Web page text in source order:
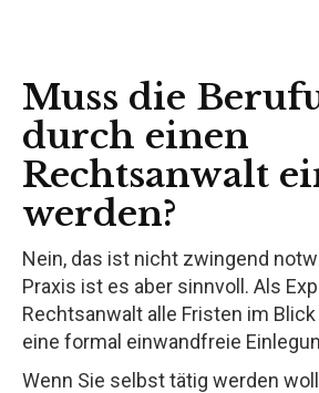
Muss die
durch einen
Rechtsanwalt
werden?
Nein, das ist nicht zwingend
Praxis ist es aber sinnvoll. Als
Rechtsanwalt alle Fristen im
eine formal einwandfreie
Wenn Sie selbst tätig werden